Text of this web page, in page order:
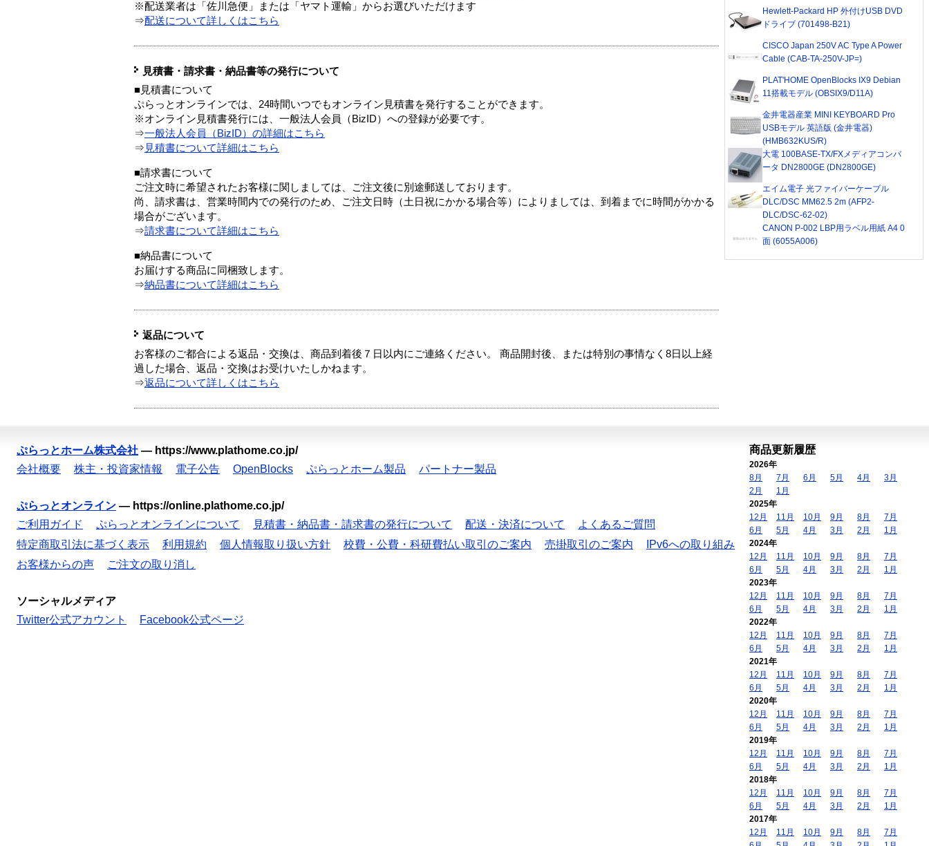
※配送業者は「佐川急便」または「ヤマト運輸」からお選びいただけます
⇒配送について詳しくはこちら
見積書・請求書・納品書等の発行について
■見積書について
ぷらっとオンラインでは、24時間いつでもオンライン見積書を発行することができます。
※オンライン見積書発行には、一般法人会員（BizID）への登録が必要です。
⇒一般法人会員（BizID）の詳細はこちら
⇒ 見積書について詳細はこちら
■請求書について
ご注文時に希望されたお客様に関しましては、ご注文後に別途郵送しております。
尚、請求書は、営業時間内での発行のため、ご注文日時（土日祝にかかる場合等）によりましては、到着までに時間がかかる
場合がございます。
⇒請求書について詳細はこちら
■納品書について
お届けする商品に同梱致します。
⇒納品書について詳細はこちら
返品について
お客様のご都合による返品・交換は、商品到着後７日以内にご連絡ください。 商品開封後、または特別の事情なく8日以上経
過した場合、返品・交換はお受けいたしかねます。
⇒返品について詳しくはこちら
Hewlett-Packard HP 外付けUSB DVD
ドライブ (701498-B21)
CISCO Japan 250V AC Type A Power
Cable (CAB-TA-250V-JP=)
PLAT'HOME OpenBlocks IX9 Debian
11搭載モデル (OBSIX9/D11A)
金井電器産業 MINI KEYBOARD Pro
USBモデル 英語版 (金井電器)
(HMB632KUS/R)
大電 100BASE-TX/FXメディアコンバ
ータ DN2800GE (DN2800GE)
エイム電子 光ファイバーケーブル
DLC/DSC MM62.5 2m (AFP2-
DLC/DSC-62-02)
CANON P-002 LBP用ラベル用紙 A4 0
面 (6055A006)
ぷらっとホーム株式会社 — https://www.plathome.co.jp/
会社概要
株主・投資家情報 電子公告 OpenBlocks ぷらっとホーム製品 パートナー製品
ぷらっとオンライン — https://online.plathome.co.jp/
ご利用ガイド
ぷらっとオンラインについて 見積書・納品書・請求書の発行について 配送・決済について
よくあるご質問
特定商取引法に基づく表示
利用規約 個人情報取り扱い方針 校費・公費・科研費払い取引のご案内 売掛取引のご案内
IPv6への取り組み
お客様からの声
ご注文の取り消し
ソーシャルメディア
Twitter公式アカウント
Facebook公式ページ
商品更新履歴
2026年
8月
7月 6月 5月 4月
3月
2月
1月
2025年
12月
11月 10月 9月 8月
7月
6月
5月 4月 3月 2月
1月
2024年
12月
11月 10月 9月 8月
7月
6月
5月 4月 3月 2月
1月
2023年
12月
11月 10月 9月 8月
7月
6月
5月 4月 3月 2月
1月
2022年
12月
11月 10月 9月 8月
7月
6月
5月 4月 3月 2月
1月
2021年
12月
11月 10月 9月 8月
7月
6月
5月 4月 3月 2月
1月
2020年
12月
11月 10月 9月 8月
7月
6月
5月 4月 3月 2月
1月
2019年
12月
11月 10月 9月 8月
7月
6月
5月 4月 3月 2月
1月
2018年
12月
11月 10月 9月 8月
7月
6月
5月 4月 3月 2月
1月
2017年
12月
11月 10月 9月 8月
7月